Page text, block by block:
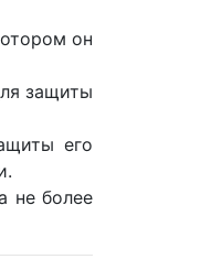
он
защиты
его
не более